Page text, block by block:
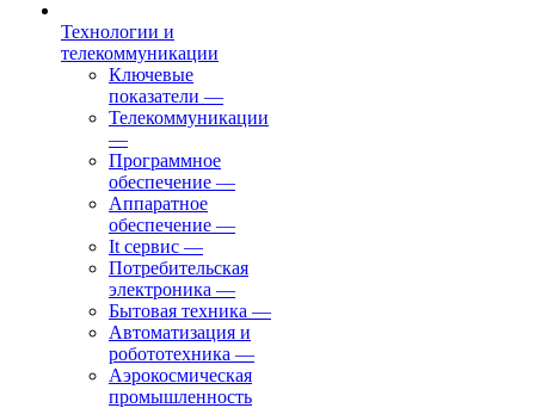
Технологии и
телекоммуникации
Ключевые
показатели —
Телекоммуникации
—
Программное
обеспечение —
Аппаратное
обеспечение —
It сервис —
Потребительская
электроника —
Бытовая техника —
Автоматизация и
робототехника —
Аэрокосмическая
промышленность